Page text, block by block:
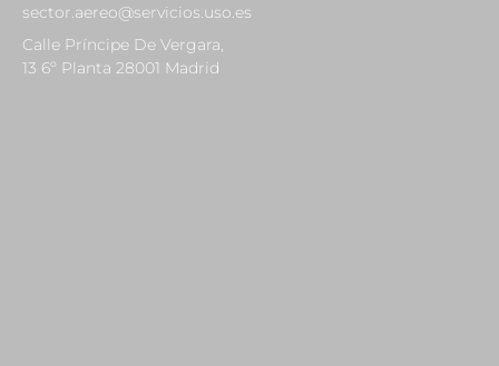
sector.aereo@servicios.uso.es
Calle Príncipe De Vergara,
13 6º Planta 28001 Madrid